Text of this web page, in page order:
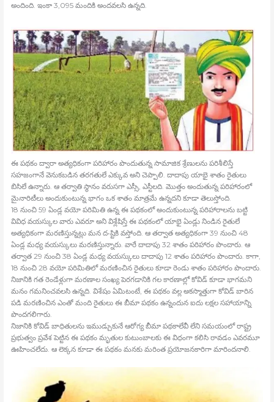
అందింది. ఇంకా 3,095 మందికి అందవలసి ఉన్నది.
ఈ పథకం ద్వారా అత్యధికంగా పరిహారం పొందుతున్న సామాజిక శ్రేణులను పరిశీలిస్తే
సహజంగానే వెనుకబడిన తరగతులే ఎక్కువ అని చెప్పాలి. దాదాపు యాభై శాతం రైతులు
బిసిలే ఉన్నారు. ఆ తర్వాతి స్థానం వరుసగా ఎస్సీ, ఎస్టీలది. మొత్తం అందుతున్న పరిహారంలో
మైనారిటీలు అందుకుంటున్న భాగం ఒక శాతం మాత్రమే ఉన్నదని కూడా తెలుస్తోంది.
18 నుంచి 59 ఏండ్ల వయో పరిమితి ఉన్న ఈ పథకంలో అందుకుంటున్న పరిహారాలను బట్టి
వివిధ వయస్కుల వారు ఎవరూ అని విశ్లేషిస్తే ఈ పథకంలో యాభై ఏండ్లు నిండిన రైతులే
అత్యధికంగా మరణిస్తున్నట్లు మన ద•ష్టికి వస్తోంది. ఆ తర్వాత అత్యధికంగా 39 నుంచి 48
ఏండ్ల మధ్య వయస్కులు మరణిస్తున్నారు. వారే దాదాపు 32 శాతం పరిహారం పొందారు. ఆ
తర్వాత 29 నుంచి 38 ఏండ్ల మధ్య వయస్కులు దాదాపు 12 శాతం పరిహారం పొందారు. కాగా,
18 నుంచి 28 వయో పరిమితిలో మరణించిన రైతులు కూడా రెండు శాతం పరిహారం పొందారు.
నిజానికి గత రెండేళ్లుగా మరణాల సంఖ్య పెరగడానికి గల కారణాల్లో కోవిడ్‍ కూడా భాగమని
మనం గమనించవలసి ఉన్నది. విశేషం ఏమిటంటే, ఈ పథకం వల్ల అకస్మాత్తుగా కోవిడ్‍ బారిన
పడి మరణించిన ఎంతో మంది రైతులు ఈ బీమా పథకం ఉన్నందున ఐదు లక్షల సహాయాన్ని
పొందగలిగారు.
నిజానికి కోవిడ్‍ బాధితులను ఇముడ్చుకునే ఆరోగ్య బీమా పథకాలేవీ లేని సమయంలో రాష్ట్ర
ప్రభుత్వం ప్రవేశ పెట్టిన ఈ పథకం మృతుల కుటుంబాలకు ఈ విధంగా కలిసి రావడం ఎవరమూ
ఊహించలేదు. ఆ లెక్కన కూడా ఈ పథకం మనకు మరింత ప్రయోజనకారిగా మారిందనాలి.